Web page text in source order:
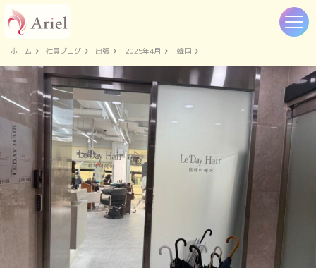
ホーム 社員ブログ 出張 2025年4月 韓国